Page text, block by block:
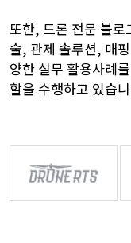
또한, 드론 전문 블로
술, 관제 솔루션, 매
양한 실무 활용사례
할을 수행하고 있습